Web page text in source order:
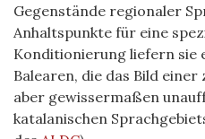
Gegenstände regionaler
Anhaltspunkte für eine
Konditionierung liefern sie
Balearen, die das Bild
aber gewissermaßen
katalanischen